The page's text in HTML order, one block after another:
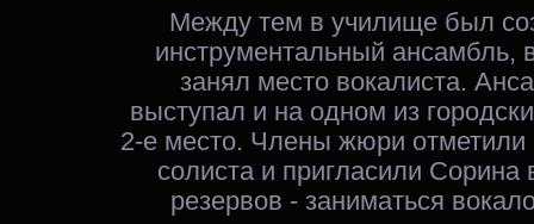
Между тем в училище был
инструментальный ансамбль,
занял место вокалиста.
выступал и на одном из
2-е место. Члены жюри
солиста и пригласили Сорина
резервов - заниматься